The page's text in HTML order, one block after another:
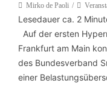
Mirko de Paoli
Lesedauer ca. 2
Auf der ersten
Frankfurt am Main
des Bundesverband
einer